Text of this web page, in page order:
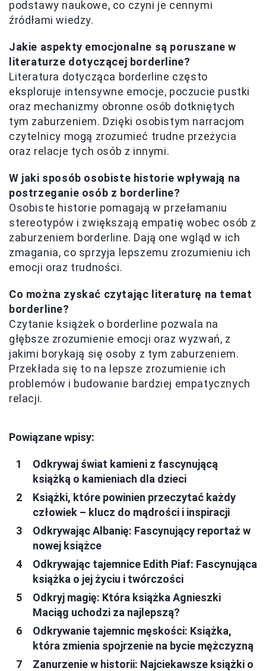
podstawy naukowe, co czyni je cennymi
źródłami wiedzy.
Jakie aspekty emocjonalne są poruszane w
literaturze dotyczącej borderline?
Literatura dotycząca borderline często
eksploruje intensywne emocje, poczucie pustki
oraz mechanizmy obronne osób dotkniętych
tym zaburzeniem. Dzięki osobistym narracjom
czytelnicy mogą zrozumieć trudne przeżycia
oraz relacje tych osób z innymi.
W jaki sposób osobiste historie wpływają na
postrzeganie osób z borderline?
Osobiste historie pomagają w przełamaniu
stereotypów i zwiększają empatię wobec osób z
zaburzeniem borderline. Dają one wgląd w ich
zmagania, co sprzyja lepszemu zrozumieniu ich
emocji oraz trudności.
Co można zyskać czytając literaturę na temat
borderline?
Czytanie książek o borderline pozwala na
głębsze zrozumienie emocji oraz wyzwań, z
jakimi borykają się osoby z tym zaburzeniem.
Przekłada się to na lepsze zrozumienie ich
problemów i budowanie bardziej empatycznych
relacji.
Powiązane wpisy:
Odkrywaj świat kamieni z fascynującą
książką o kamieniach dla dzieci
Książki, które powinien przeczytać każdy
człowiek – klucz do mądrości i inspiracji
Odkrywając Albanię: Fascynujący reportaż w
nowej książce
Odkrywając tajemnice Edith Piaf: Fascynująca
książka o jej życiu i twórczości
Odkryj magię: Która książka Agnieszki
Maciąg uchodzi za najlepszą?
Odkrywanie tajemnic męskości: Książka,
która zmienia spojrzenie na bycie mężczyzną
Zanurzenie w historii: Najciekawsze książki o